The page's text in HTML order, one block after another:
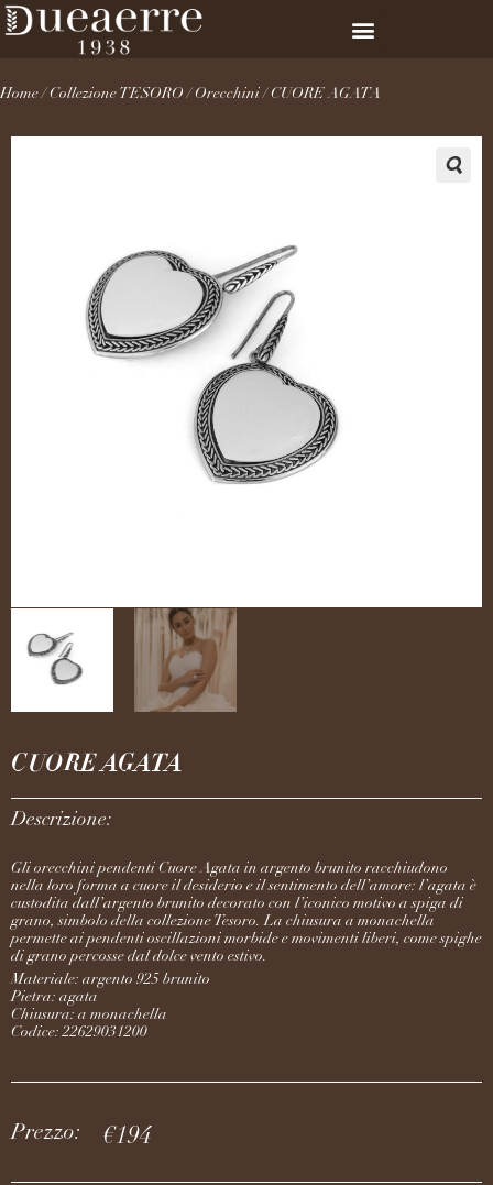
Home/ Collezione TESORO / Orecchini / CUORE AGATA
CUORE AGATA
Descrizione:
Gli orecchini pendenti Cuore Agata in argento brunito racchiudono
nella loro forma a cuore il desiderio e il sentimento dell’amore: l’agata è
custodita dall’argento brunito decorato con l’iconico motivo a spiga di
grano, simbolo della collezione Tesoro. La chiusura a monachella
permette ai pendenti oscillazioni morbide e movimenti liberi, come spighe
di grano percosse dal dolce vento estivo.
Materiale: argento 925 brunito
Pietra: agata
Chiusura: a monachella
Codice: 22629031200
Prezzo: €194